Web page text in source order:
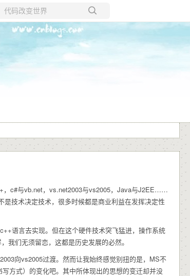
所有博客
当前博客
，c#与vb.net，vs.net2003与vs2005，Java与J2EE……
技术决定技术，很多时候都是商业利益在发挥决定性
语言去实现。但在这个硬件技术突飞猛进，操作系统
我们无须留恋，这都是历史发展的必然。
向vs2005过渡。然而让我始终感觉别扭的是，MS不
方式）的变化吧。其中所体现出的思想的变迁却并没